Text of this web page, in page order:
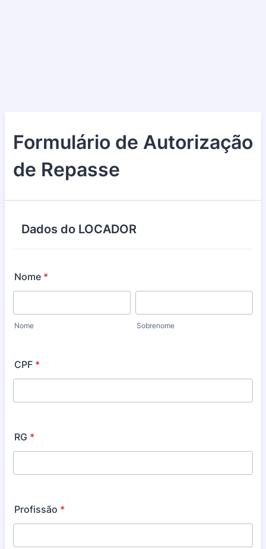
Formulário de Autorização
de Repasse
Dados do LOCADOR
Nome *
Nome Sobrenome
CPF *
RG *
Profissão *